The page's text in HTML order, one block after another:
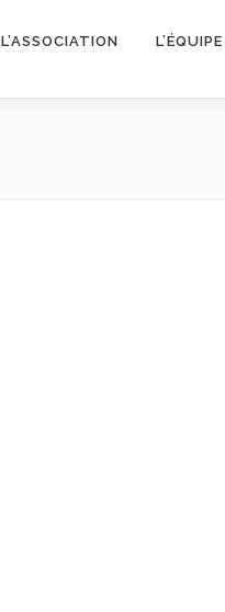
L’ASSOCIATION L’ÉQUIPE